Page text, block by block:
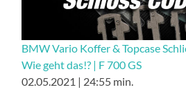
BMW Vario Koffer & Topcase
Wie geht das!? | F 700 GS
02.05.2021 | 24:55 min.